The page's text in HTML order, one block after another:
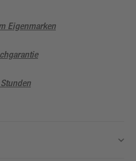
Eigenmarken